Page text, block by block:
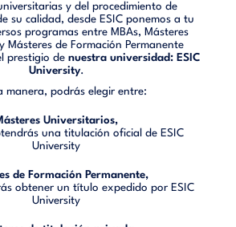
y del procedimiento de
su calidad, desde ESIC ponemos a tu
programas entre MBAs, Másteres
Másteres de Formación Permanente
prestigio de nuestra universidad: ESIC
University.
manera, podrás elegir entre:
Universitarios,
una titulación oficial de ESIC
University
de Formación Permanente,
obtener un título expedido por ESIC
University